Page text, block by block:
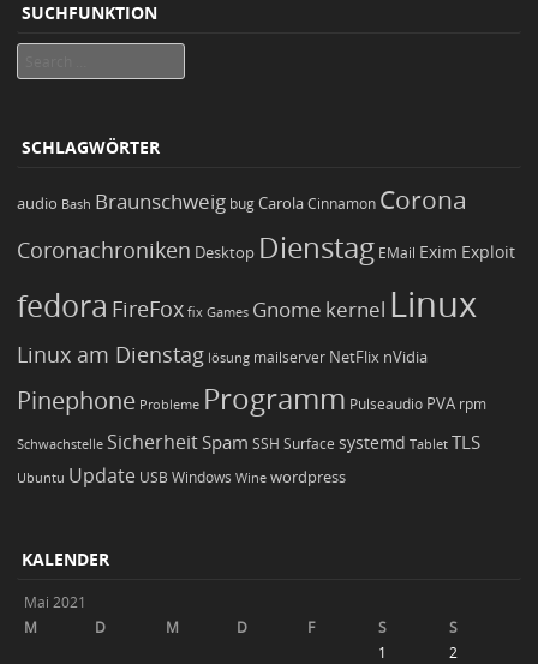
SUCHFUNKTION
SCHLAGWÖRTER
audio Bash Braunschweig bugCarola Cinnamon Corona
Coronachroniken Desktop Dienstag EMail Exim Exploit
fedora FireFox fix Games Gnome kernel Linux
Linux am Dienstag lösung mailserver NetFlix nVidia
Pinephone Probleme Programm Pulseaudio PVA rpm
Schwachstelle Sicherheit Spam SSH Surface systemd Tablet TLS
Ubuntu Update USB Windows Wine wordpress
KALENDER
Mai 2021
M
D M D F S
S
1
2